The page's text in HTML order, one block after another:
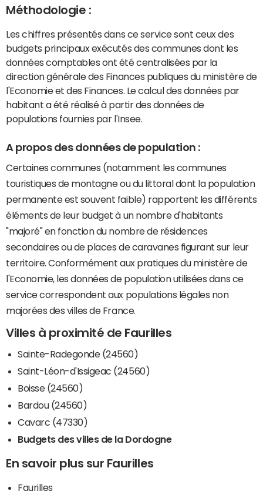
Méthodologie :
Les chiffres présentés dans ce service sont ceux des
budgets principaux exécutés des communes dont les
données comptables ont été centralisées par la
direction générale des Finances publiques du ministère de
l'Economie et des Finances. Le calcul des données par
habitant a été réalisé à partir des données de
populations fournies par l'Insee.
A propos des données de population :
Certaines communes (notamment les communes
touristiques de montagne ou du littoral dont la population
permanente est souvent faible) rapportent les différents
éléments de leur budget à un nombre d'habitants
"majoré" en fonction du nombre de résidences
secondaires ou de places de caravanes figurant sur leur
territoire. Conformément aux pratiques du ministère de
l'Economie, les données de population utilisées dans ce
service correspondent aux populations légales non
majorées des villes de France.
Villes à proximité de Faurilles
Sainte-Radegonde (24560)
Saint-Léon-d'Issigeac (24560)
Boisse (24560)
Bardou (24560)
Cavarc (47330)
Budgets des villes de la Dordogne
En savoir plus sur Faurilles
Faurilles